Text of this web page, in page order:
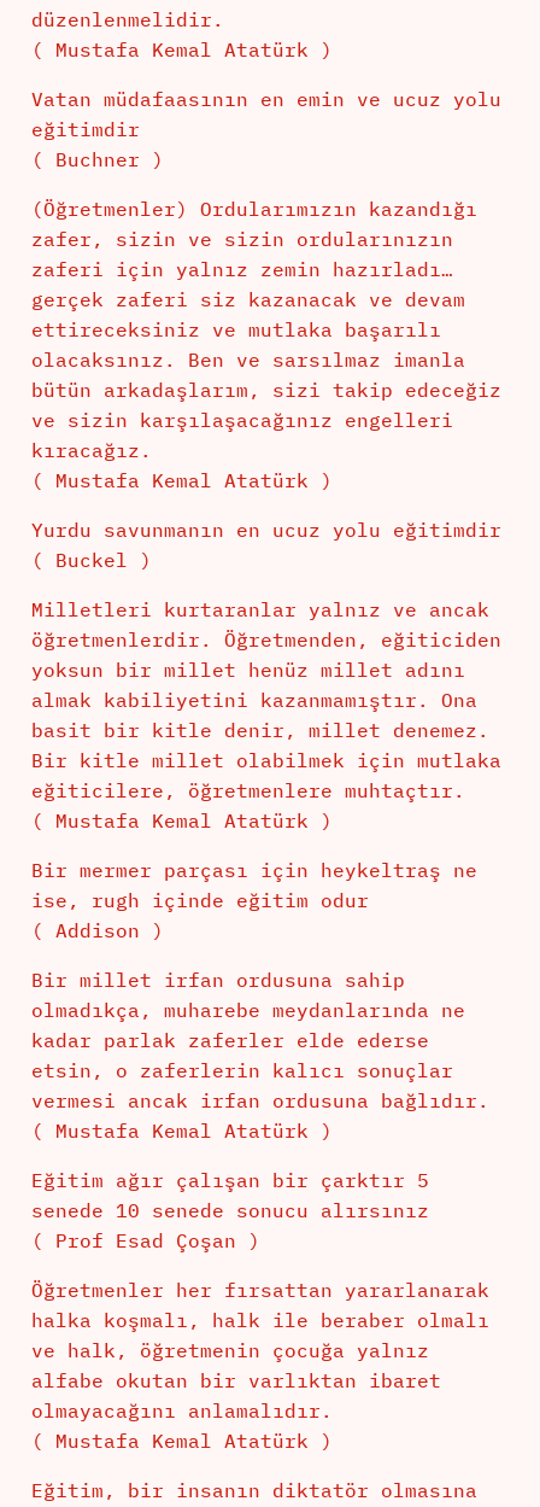
düzenlenmelidir.
( Mustafa Kemal Atatürk )
Vatan müdafaasının en emin ve ucuz yolu
eğitimdir
( Buchner )
(Öğretmenler) Ordularımızın kazandığı
zafer, sizin ve sizin ordularınızın
zaferi için yalnız zemin hazırladı…
gerçek zaferi siz kazanacak ve devam
ettireceksiniz ve mutlaka başarılı
olacaksınız. Ben ve sarsılmaz imanla
bütün arkadaşlarım, sizi takip edeceğiz
ve sizin karşılaşacağınız engelleri
kıracağız.
( Mustafa Kemal Atatürk )
Yurdu savunmanın en ucuz yolu eğitimdir
( Buckel )
Milletleri kurtaranlar yalnız ve ancak
öğretmenlerdir. Öğretmenden, eğiticiden
yoksun bir millet henüz millet adını
almak kabiliyetini kazanmamıştır. Ona
basit bir kitle denir, millet denemez.
Bir kitle millet olabilmek için mutlaka
eğiticilere, öğretmenlere muhtaçtır.
( Mustafa Kemal Atatürk )
Bir mermer parçası için heykeltraş ne
ise, rugh içinde eğitim odur
( Addison )
Bir millet irfan ordusuna sahip
olmadıkça, muharebe meydanlarında ne
kadar parlak zaferler elde ederse
etsin, o zaferlerin kalıcı sonuçlar
vermesi ancak irfan ordusuna bağlıdır.
( Mustafa Kemal Atatürk )
Eğitim ağır çalışan bir çarktır 5
senede 10 senede sonucu alırsınız
( Prof Esad Çoşan )
Öğretmenler her fırsattan yararlanarak
halka koşmalı, halk ile beraber olmalı
ve halk, öğretmenin çocuğa yalnız
alfabe okutan bir varlıktan ibaret
olmayacağını anlamalıdır.
( Mustafa Kemal Atatürk )
Eğitim, bir insanın diktatör olmasına